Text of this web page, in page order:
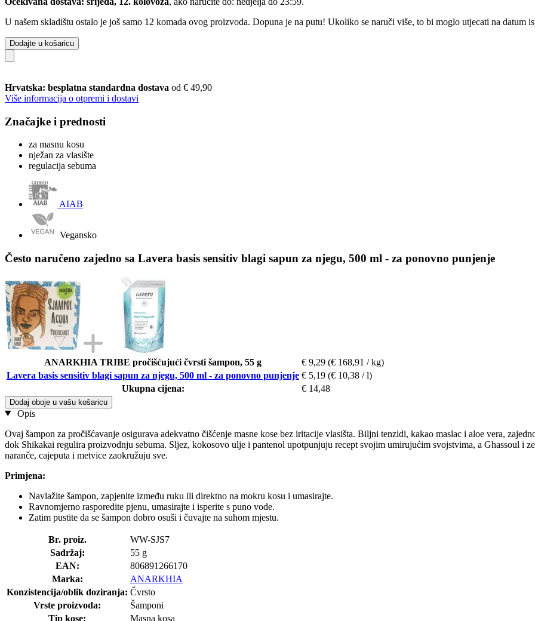
U našem skladištu ostalo je još samo 12 komada ovog proizvoda. Dopuna je na putu! Ukoliko se naruči više, to bi moglo utjecati na datum
Dodajte u košaricu
Hrvatska: besplatna standardna dostava od € 49,90
Više informacija o otpremi i dostavi
Značajke i prednosti
za masnu kosu
nježan za vlasište
regulacija sebuma
AIAB
Vegansko
Često naručeno zajedno sa Lavera basis sensitiv blagi sapun za njegu, 500 ml - za ponovno punjenje
ANARKHIA TRIBE pročišćujući čvrsti šampon, 55 g € 9,29 (€ 168,91 / kg)
Lavera basis sensitiv blagi sapun za njegu, 500 ml - za ponovno punjenje € 5,19 (€ 10,38 / l)
Ukupna cijena:
€ 14,48
Dodaj oboje u vašu košaricu
Opis
Ovaj šampon za pročišćavanje osigurava adekvatno čišćenje masne kose bez iritacije vlasišta. Biljni tenzidi, kakao maslac i aloe vera,
dok Shikakai regulira proizvodnju sebuma. Sljez, kokosovo ulje i pantenol upotpunjuju recept svojim umirujućim svojstvima, a Ghassoul i
naranče, cajeputa i metvice zaokružuju sve.
Primjena:
Navlažite šampon, zapjenite između ruku ili direktno na mokru kosu i umasirajte.
Ravnomjerno rasporedite pjenu, umasirajte i isperite s puno vode.
Zatim pustite da se šampon dobro osuši i čuvajte na suhom mjestu.
Br. proiz.
WW-SJS7
Sadržaj:
55 g
EAN:
806891266170
Marka:
ANARKHIA
Konzistencija/oblik doziranja: Čvrsto
Vrste proizvoda:
Šamponi
Tip kose:
Masna kosa